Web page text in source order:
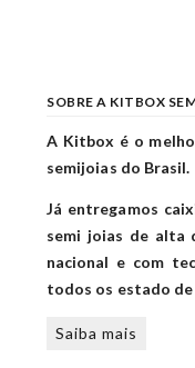
SOBRE A KITBOX
A Kitbox é o
semijoias do Brasil.
Já entregamos
semi joias de alta
nacional e com
todos os estado de
Saiba mais